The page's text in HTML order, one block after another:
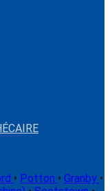
• Potton • Granby •